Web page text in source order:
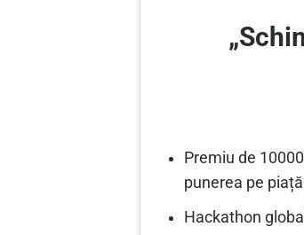
Premiu de
punerea pe
Hackathon